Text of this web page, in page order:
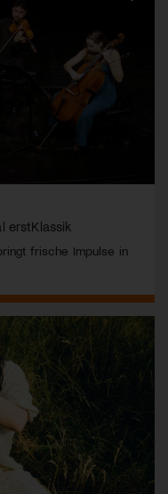
erstKlassik
frische Impulse in